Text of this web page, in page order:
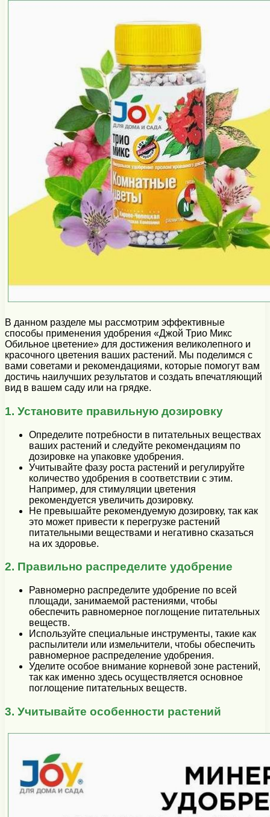
В данном разделе мы рассмотрим эффективные
способы применения удобрения «Джой Трио Микс
Обильное цветение» для достижения великолепного и
красочного цветения ваших растений. Мы поделимся с
вами советами и рекомендациями, которые помогут вам
достичь наилучших результатов и создать впечатляющий
вид в вашем саду или на грядке.
1. Установите правильную дозировку
Определите потребности в питательных веществах
ваших растений и следуйте рекомендациям по
дозировке на упаковке удобрения.
Учитывайте фазу роста растений и регулируйте
количество удобрения в соответствии с этим.
Например, для стимуляции цветения
рекомендуется увеличить дозировку.
Не превышайте рекомендуемую дозировку, так как
это может привести к перегрузке растений
питательными веществами и негативно сказаться
на их здоровье.
2. Правильно распределите удобрение
Равномерно распределите удобрение по всей
площади, занимаемой растениями, чтобы
обеспечить равномерное поглощение питательных
веществ.
Используйте специальные инструменты, такие как
распылители или измельчители, чтобы обеспечить
равномерное распределение удобрения.
Уделите особое внимание корневой зоне растений,
так как именно здесь осуществляется основное
поглощение питательных веществ.
3. Учитывайте особенности растений